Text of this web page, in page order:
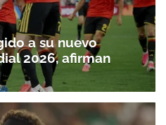
a su nuevo
2026, afirman